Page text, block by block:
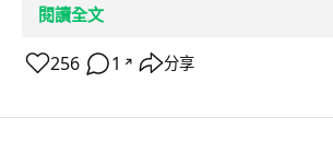
閱讀全文
256 1 ↗ 分享